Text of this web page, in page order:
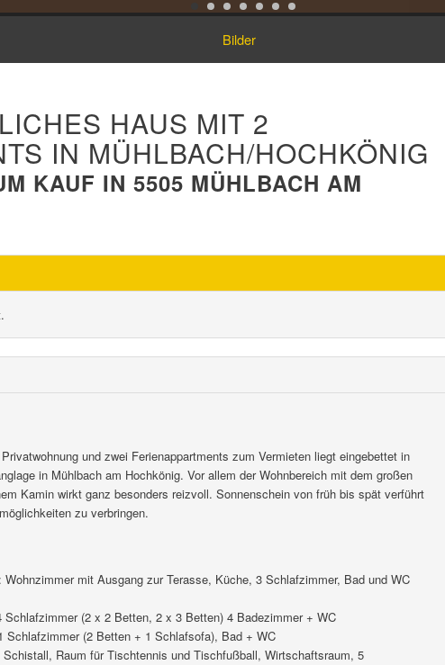
Bilder
HAUS MIT 2
IN MÜHLBACH/HOCHKÖNIG
KAUF IN 5505 MÜHLBACH AM
und zwei Ferienappartments zum Vermieten liegt eingebettet in
in Mühlbach am Hochkönig. Vor allem der Wohnbereich mit dem großen
Kamin wirkt ganz besonders reizvoll. Sonnenschein von früh bis spät verführt
zu verbringen.
mit Ausgang zur Terasse, Küche, 3 Schlafzimmer, Bad und WC
(2 x 2 Betten, 2 x 3 Betten) 4 Badezimmer + WC
Schlafzimmer (2 Betten + 1 Schlafsofa), Bad + WC
Raum für Tischtennis und Tischfußball, Wirtschaftsraum, 5